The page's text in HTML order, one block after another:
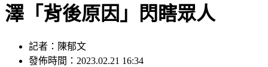
澤「背後原因」閃瞎眾人
記者：陳郁文
發佈時間：2023.02.21 16:34